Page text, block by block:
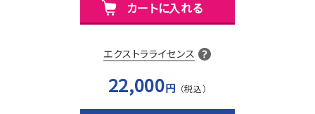
カートに入れる
エクストラライセンス
22,000円